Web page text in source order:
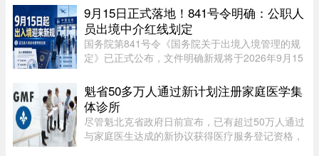
量培养技工；一边是大厂白领接连发起抗议，担忧
AI迭代吞噬自身岗位。曾经站 ...
9月15日正式落地！841号令明确：公职人
员出境中介红线划定
国务院第841号令《国务院关于出境入境管理的规
定》已正式公布，文件明确新规将于2026年9月15
理，其中针对公职人员、出入境中介机构的约束条
款，引发社会广泛关注。新规并 ...
魁省50多万人通过新计划注册家庭医学集
体诊所
尽管魁北克省政府日前宣布，已有超过50万人通过
与家庭医生达成的新协议获得医疗服务登记资格，